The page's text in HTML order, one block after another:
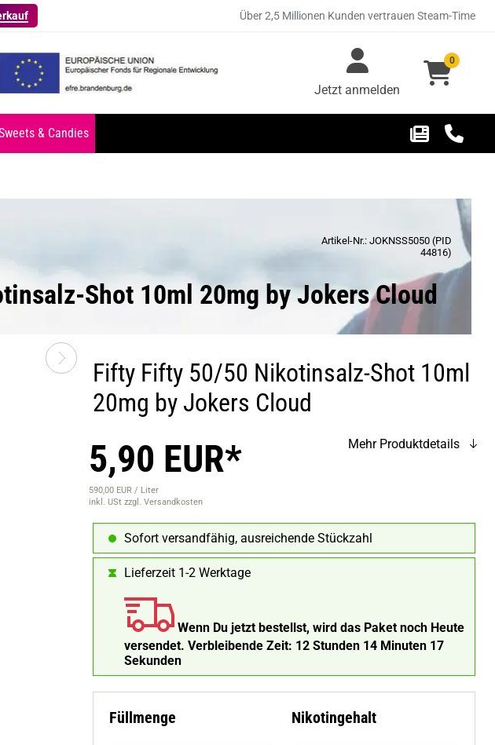
Über 2,5 Millionen Kunden vertrauen Steam-Time
Jetzt anmelden
0
& Candies
Artikel-Nr.: JOKNSS5050 (PID
44816)
Shot 10ml 20mg by Jokers Cloud
Fifty Fifty 50/50 Nikotinsalz-Shot 10ml
20mg by Jokers Cloud
5,90 EUR*
590,00 EUR / Liter
inkl. USt zzgl. Versandkosten
Mehr Produktdetails
Sofort versandfähig, ausreichende Stückzahl
Lieferzeit 1-2 Werktage
Wenn Du jetzt bestellst, wird das Paket noch Heute
versendet. Verbleibende Zeit: 12 Stunden 14 Minuten 16
Sekunden
Füllmenge Nikotingehalt